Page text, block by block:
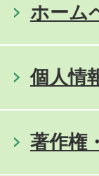
ホーム
個人情
著作権